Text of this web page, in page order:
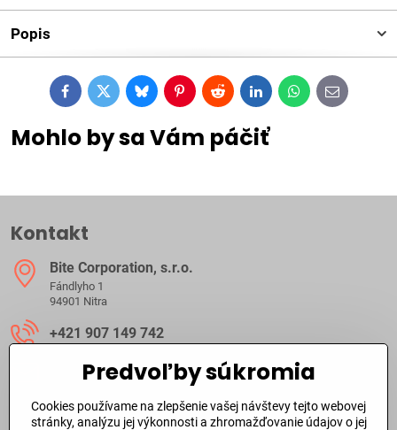
Popis
FacebookTwitterBlueskyPinterestRedditLinkedInWhatsApp
E-
mail
Mohlo by sa Vám páčiť
Kontakt
Bite Corporation, s​.r​.o​.
Fándlyho 1
94901 Nitra
+421 907 149 742
ibite​@ibite​.sk
Ako dlho trvá dodanie?
Predvoľby súkromia
Cookies používame na zlepšenie vašej návštevy tejto webovej
stránky, analýzu jej výkonnosti a zhromažďovanie údajov o jej